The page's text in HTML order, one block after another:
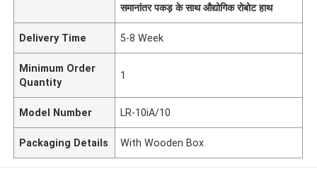
समानांतर पकड़ के साथ औद्योगिक रोबोट हाथ
Delivery Time 5-8 Week
Minimum Order
Quantity
1
Model Number LR-10iA/10
Packaging Details With Wooden Box